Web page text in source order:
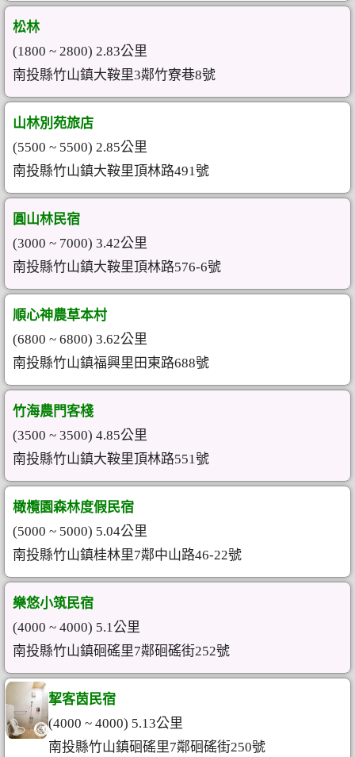
松林
(1800 ~ 2800) 2.83公里
南投縣竹山鎮大鞍里3鄰竹寮巷8號
山林別苑旅店
(5500 ~ 5500) 2.85公里
南投縣竹山鎮大鞍里頂林路491號
圓山林民宿
(3000 ~ 7000) 3.42公里
南投縣竹山鎮大鞍里頂林路576-6號
順心神農草本村
(6800 ~ 6800) 3.62公里
南投縣竹山鎮福興里田東路688號
竹海農門客棧
(3500 ~ 3500) 4.85公里
南投縣竹山鎮大鞍里頂林路551號
橄欖園森林度假民宿
(5000 ~ 5000) 5.04公里
南投縣竹山鎮桂林里7鄰中山路46-22號
樂悠小筑民宿
(4000 ~ 4000) 5.1公里
南投縣竹山鎮硘磘里7鄰硘磘街252號
挈客茵民宿
(4000 ~ 4000) 5.13公里
南投縣竹山鎮硘磘里7鄰硘磘街250號